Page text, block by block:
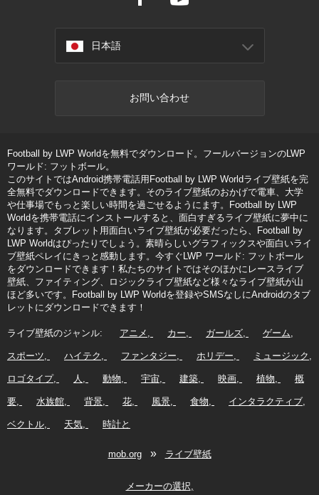
日本語
お問い合わせ
Football by LWP Worldを無料でダウンロード。フールバージョンのLWP
ワールド: フットボール。
このサイトではAndroid携帯電話用Football by LWP Worldライブ壁紙を完
全無料でダウンロードできます。そのライブ壁紙のおかげで電車、大学
や仕事場でもっと楽しい時間を過ごせるようにます。Football by LWP
Worldを携帯電話にインストールすると、面白すぎるライブ壁紙に夢中に
なります。タブレット用面白いライブ壁紙が必要だったら、Football by
LWP Worldはぴったりでしょう。素晴らしいグラフィックスや面白いライ
ブ壁紙ペレイにきっと感動します。今すぐLWP ワールド: フットボール
をダウンロードできます！私たちのサイトではそのほかにレースライブ
壁紙、ファイティング、ロジックライブ壁紙など様々なライブ壁紙が山
ほど多いです。Football by LWP Worldを登録やSMSなしにAndroidのタブ
レットにダウンロードできます！
ライブ壁紙のジャンル: アニメ カー ガールズ ゲーム
スポーツ ハイテク ファンタジー ホリデー ミュージック
ロゴタイプ 人 動物 宇宙 建築 映画 植物 概
要 水族館 背景 花 風景 食物 インタラクティブ
ベクトル 天気 時計と
mob.org» ライブ壁紙
メーカーの選択